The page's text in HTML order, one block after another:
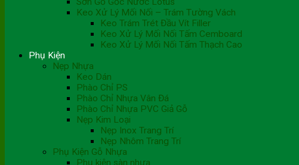
Keo Xử Lý Mối Nối – Trám Tường Vách
Keo Trám Trét Đầu Vít Filler
Keo Xử Lý Mối Nối Tấm Cemboard
Keo Xử Lý Mối Nối Tấm Thạch Cao
Phụ Kiện
Nẹp Nhựa
Keo Dán
Phào Chỉ PS
Phào Chỉ Nhựa Vân Đá
Phào Chỉ Nhựa PVC Giả Gỗ
Nẹp Kim Loại
Nẹp Inox Trang Trí
Nẹp Nhôm Trang Trí
Phụ Kiện Gỗ Nhựa
Phụ kiện sàn nhựa